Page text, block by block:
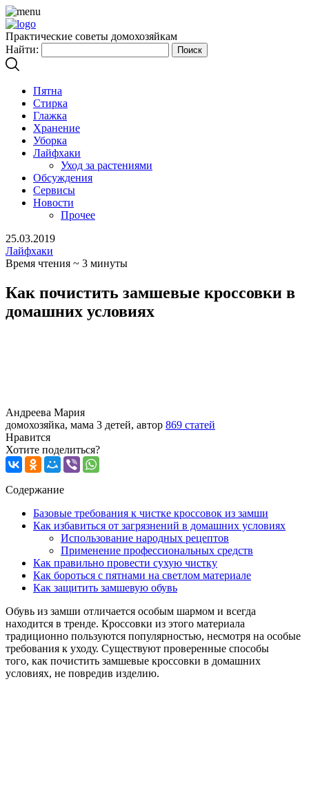
Практические советы домохозяйкам
Найти:
Пятна
Стирка
Глажка
Хранение
Уборка
Лайфхаки
Уход за растениями
Обсуждения
Сервисы
Новости
Прочее
25.03.2019
Лайфхаки
Время чтения ~ 3 минуты
Как почистить замшевые кроссовки в
домашних условиях
Андреева Мария
домохозяйка, мама 3 детей, автор 869 статей
Нравится
Хотите поделиться?
Содержание
Базовые требования к чистке кроссовок из замши
Как избавиться от загрязнений в домашних условиях
Использование народных рецептов
Применение профессиональных средств
Как правильно провести сухую чистку
Как бороться с пятнами на светлом материале
Как защитить замшевую обувь
Обувь из замши отличается особым шармом и всегда
находится в тренде. Кроссовки из этого материала
традиционно пользуются популярностью, несмотря на особые
требования к уходу. Существуют проверенные способы
того, как почистить замшевые кроссовки в домашних
условиях, не повредив изделию.